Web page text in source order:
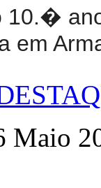
10.�
em
Maio